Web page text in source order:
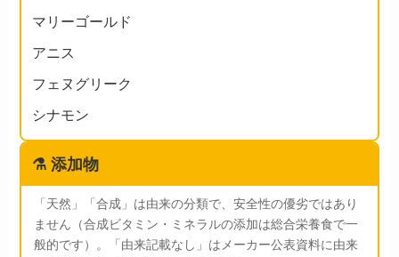
マリーゴールド
アニス
フェヌグリーク
シナモン
⚗️ 添加物
「天然」「合成」は由来の分類で、安全性の優劣ではあり
ません（合成ビタミン・ミネラルの添加は総合栄養食で一
般的です）。「由来記載なし」はメーカー公表資料に由来